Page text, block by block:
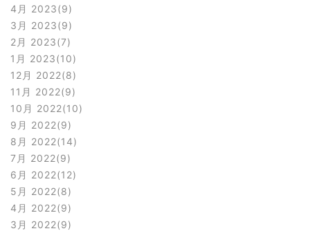
4月 2023 9
3月 2023 9
2月 2023 7
1月 2023 10
12月 2022 8
11月 2022 9
10月 2022 10
9月 2022 9
8月 2022 14
7月 2022 9
6月 2022 12
5月 2022 8
4月 2022 9
3月 2022 9